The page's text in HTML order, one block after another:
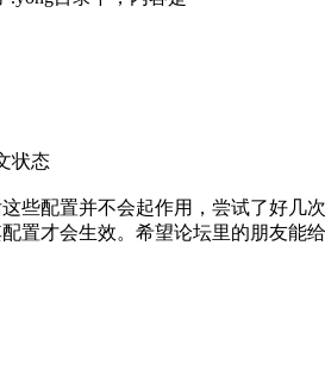
状态
些配置并不会起作用，尝试了好几
置才会生效。希望论坛里的朋友能